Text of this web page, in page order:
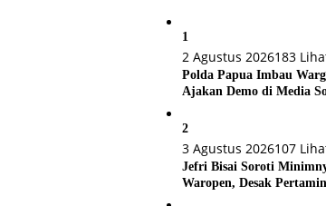
1
2 Agustus 2026183
Polda Papua Imbau
Ajakan Demo di Media
2
3 Agustus 2026107
Jefri Bisai Soroti
Waropen, Desak